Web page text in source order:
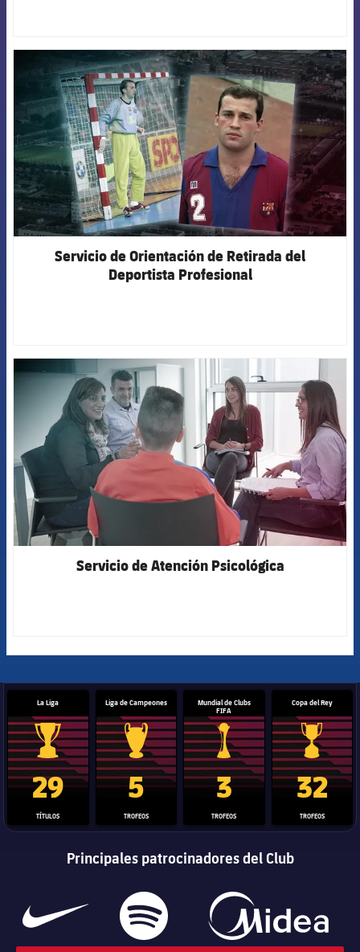
FCB Barcelona badge
Servicio de Orientación de Retirada del
Deportista Profesional
FCB Barcelona badge
Servicio de Atención Psicológica
La Liga
Trofeo de La Liga
29
TÍTULOS
Liga de Campeones
Trofeo de la Liga de Campeones
5
TROFEOS
Mundial de Clubs
FIFA
Trofeo del Mundial de
3
TROFEOS
Copa del Rey
Copa del
32
TROFEOS
Principales patrocinadores del Club